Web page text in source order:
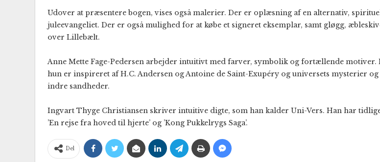
Udover at præsentere bogen, vises også malerier. Der er oplæsning af en alternativ,
juleevangeliet. Der er også mulighed for at købe et signeret eksemplar, samt gløgg,
over Lillebælt.
Anne Mette Fage-Pedersen arbejder intuitivt med farver, symbolik og fortællende motiver.
hun er inspireret af H.C. Andersen og Antoine de Saint-Exupéry og universets mysterier og
indre sandheder.
Ingvart Thyge Christiansen skriver intuitive digte, som han kalder Uni-Vers. Han har
’En rejse fra hoved til hjerte’ og ’Kong Pukkelrygs Saga’.
Del